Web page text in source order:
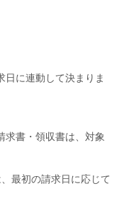
に連動して決まりま
求書・領収書は、対象
最初の請求日に応じて